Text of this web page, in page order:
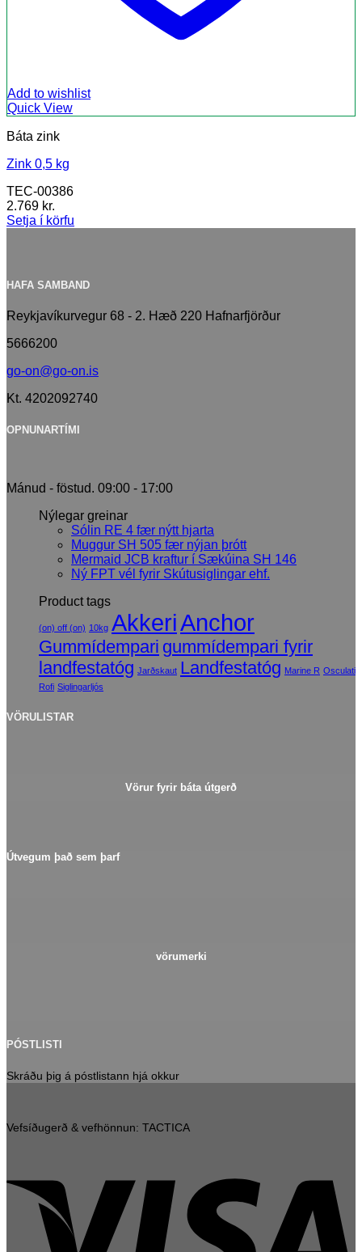
Add to wishlist
Quick View
Báta zink
Zink 0,5 kg
TEC-00386
2.769 kr.
Setja í körfu
HAFA SAMBAND
Reykjavíkurvegur 68 - 2. Hæð 220 Hafnarfjörður
5666200
go-on@go-on.is
Kt. 4202092740
OPNUNARTÍMI
Mánud - föstud. 09:00 - 17:00
Nýlegar greinar
Sólin RE 4 fær nýtt hjarta
Muggur SH 505 fær nýjan þrótt
Mermaid JCB kraftur í Sækúina SH 146
Ný FPT vél fyrir Skútusiglingar ehf.
Product tags
(on) off (on) 10kg AkkeriAnchor
Gummídempari gummídempari fyrir
landfestatóg Jarðskaut Landfestatóg Marine R Osculati
Rofi Siglingarljós
VÖRULISTAR
Vörur fyrir báta útgerð
Útvegum það sem þarf
vörumerki
PÓSTLISTI
Skráðu þig á póstlistann hjá okkur
Vefsíðugerð & vefhönnun: TACTICA